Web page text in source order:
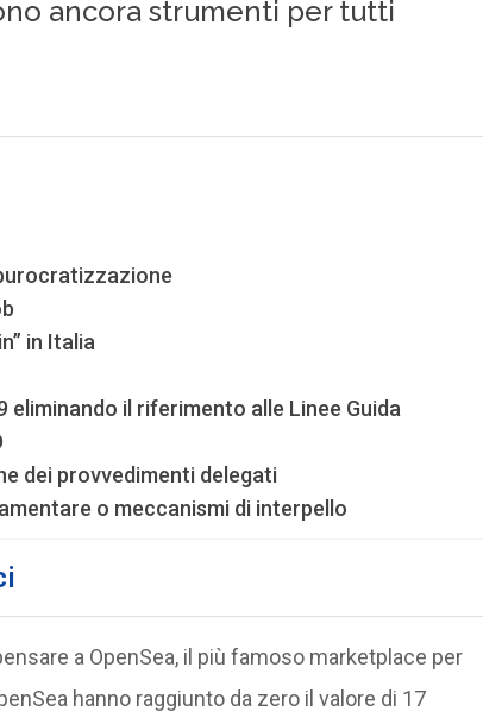
in Italia
eliminando il riferimento alle Linee Guida
dei provvedimenti delegati
o meccanismi di interpello
a OpenSea, il più famoso marketplace per
hanno raggiunto da zero il valore di 17